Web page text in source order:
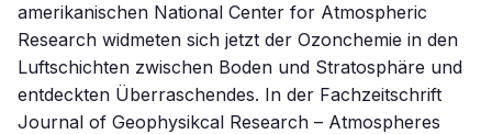
amerikanischen National Center for Atmospheric
Research widmeten sich jetzt der Ozonchemie in den
Luftschichten zwischen Boden und Stratosphäre und
entdeckten Überraschendes. In der Fachzeitschrift
Journal of Geophysikcal Research – Atmospheres